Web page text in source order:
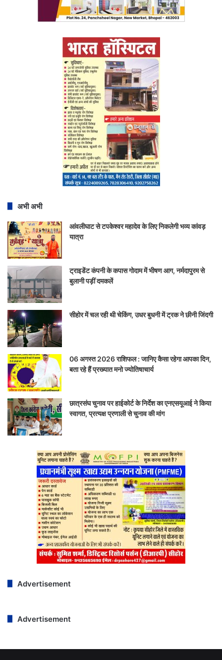
अभी अभी
आंवलीघाट से टपकेश्वर महादेव के लिए निकलेगी भव्य कांवड़
यात्रा
ट्राइडेंट कंपनी के कपास गोदाम में भीषण आग, नर्मदापुरम से
बुलानी पड़ीं दमकलें
सीहोर में चल रही थी चेकिंग, उधर बुधनी में ट्रक ने छीनी जिंदगी
06 अगस्त 2026 राशिफल : जानिए कैसा रहेगा आपका दिन,
बता रहे हैं प्रख्यात मनो ज्योतिषाचार्य
छात्रसंघ चुनाव पर हाईकोर्ट के निर्देश का एनएसयूआई ने किया
स्वागत, प्रत्यक्ष प्रणाली से चुनाव की मांग
Advertisement
Advertisement